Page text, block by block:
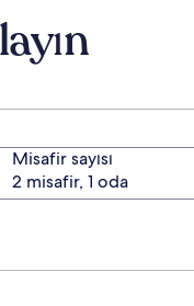
Misafir sayısı
2 misafir, 1 oda